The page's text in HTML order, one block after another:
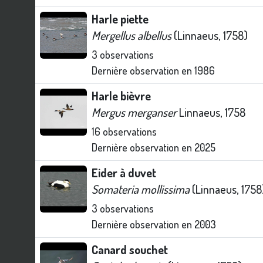
Harle piette
Mergellus albellus(Linnaeus, 1758)
3 observations
Dernière observation en 1986
Harle bièvre
Mergus merganserLinnaeus, 1758
16 observations
Dernière observation en 2025
Eider à duvet
Somateria mollissima(Linnaeus,
3 observations
Dernière observation en 2003
Canard souchet